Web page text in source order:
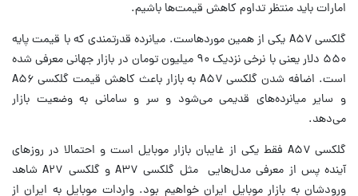
امارات باید منتظر تداوم کاهش قیمت‌ها باشیم.
گلکسی A۵۷ یکی از همین موردهاست. میانرده قدرتمندی که با قیمت پایه
۵۵۰ دلار یعنی با نرخی نزدیک ۹۰ میلیون تومان در بازار جهانی معرفی شده
است. اضافه شدن گلکسی A۵۷ به بازار باعث کاهش قیمت گلکسی A۵۶
و سایر میانرده‌های قدیمی می‌شود و سر و سامانی به وضعیت بازار
می‌دهد.
گلکسی A۵۷ فقط یکی از غایبان بازار موبایل است و احتمالا در روزهای
آینده پس از معرفی مدل‌هایی مثل گلکسی A۳۷ و گلکسی A۲۷ شاهد
ورودشان به بازار موبایل ایران خواهیم بود. واردات موبایل به ایران از